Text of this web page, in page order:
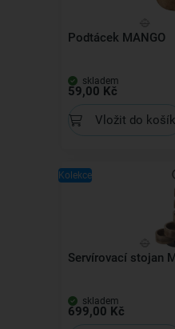
Podtácek MANGO
skladem
59,00 Kč
Vložit do
Kolekce
Servírovací stojan
skladem
699,00 Kč